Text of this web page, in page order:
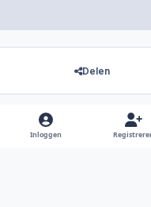
Delen
Er zijn geen
Inloggen